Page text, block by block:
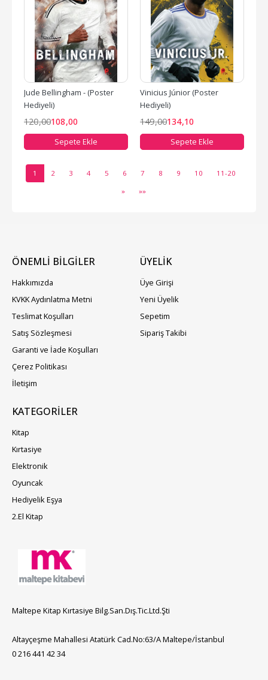
Jude Bellingham - (Poster
Hediyeli)
120,00108,00
Sepete Ekle
Vinicius Júnior (Poster
Hediyeli)
149,00134,10
Sepete Ekle
1 2 3 4 5 6 7 8 9 10
11-20
»
»»
ÖNEMLİ BİLGİLER
Hakkımızda
KVKK Aydınlatma Metni
Teslimat Koşulları
Satış Sözleşmesi
Garanti ve İade Koşulları
Çerez Politikası
İletişim
ÜYELIK
Üye Girişi
Yeni Üyelik
Sepetim
Sipariş Takibi
KATEGORILER
Kitap
Kırtasiye
Elektronik
Oyuncak
Hediyelik Eşya
2.El Kitap
Maltepe Kitap Kırtasiye Bilg.San.Dış.Tic.Ltd.Şti
Altayçeşme Mahallesi Atatürk Cad.No:63/A Maltepe/İstanbul
0 216 441 42 34